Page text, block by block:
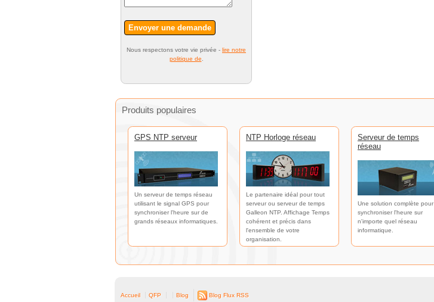
Envoyer une demande
Nous respectons votre vie privée - lire notre
politique de.
Produits populaires
GPS NTP serveur
Un serveur de temps réseau
utilisant le signal GPS pour
synchroniser l'heure sur de
grands réseaux informatiques.
NTP Horloge réseau
Le partenaire idéal pour tout
serveur ou serveur de temps
Galleon NTP. Affichage Temps
cohérent et précis dans
l'ensemble de votre
organisation.
Serveur de temps
réseau
Une solution complète pour
synchroniser l'heure sur
n'importe quel réseau
informatique.
Accueil QFP Blog Blog Flux RSS